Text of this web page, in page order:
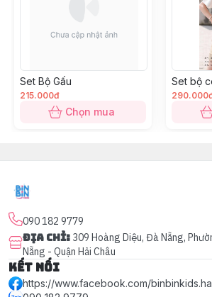
Set Bộ Gấu
215.000đ
Chọn mua
Set bộ
090 182 9779
Địa chỉ: 309 Hoàng Diệu, Đà Nẵng,
Nẵng - Quận Hải Châu
Kết nối
https://www.facebook.com/